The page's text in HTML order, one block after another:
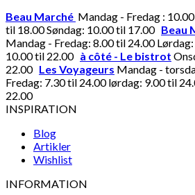
Beau Marché Mandag - Fredag :
til 18.00 Søndag: 10.00 til 17.00 Beau
Mandag - Fredag: 8.00 til 24.00
10.00 til 22.00 à côté - Le bistrot
22.00 Les Voyageurs Mandag -
Fredag: 7.30 til 24.00 lørdag: 9.00 til
22.00
INSPIRATION
Blog
Artikler
Wishlist
INFORMATION